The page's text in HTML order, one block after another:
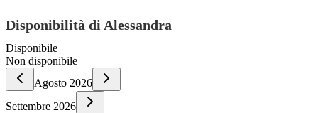
Disponibilità di Alessandra
Disponibile
Non disponibile
Agosto 2026
Settembre 2026